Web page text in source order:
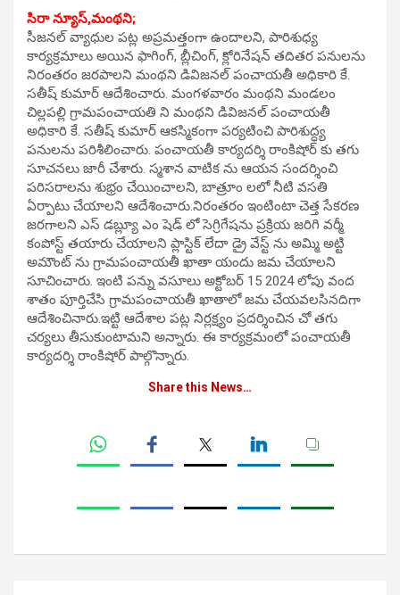
సిరా న్యూస్,మంథని;
సీజనల్ వ్యాధుల పట్ల అప్రమత్తంగా ఉందాలని, పారిశుధ్య
కార్యక్రమాలు అయిన ఫాగింగ్, బ్లీచింగ్, క్లోరినేషన్ తదితర పనులను
నిరంతరం జరపాలని మంథని డివిజనల్ పంచాయతీ అధికారి కే.
సతీష్ కుమార్ ఆదేశించారు. మంగళవారం మంథని మండలం
చిల్లపల్లి గ్రామపంచాయతి ని మంథని డివిజనల్ పంచాయతీ
అధికారి కే. సతీష్ కుమార్ ఆకస్మికంగా పర్యటించి పారిశుద్ధ్య
పనులను పరిశీలించారు. పంచాయతీ కార్యదర్శి రాంకిషోర్ కు తగు
సూచనలు జారీ చేశారు. స్మశాన వాటిక ను ఆయన సందర్శించి
పరిసరాలను శుభ్రం చేయించాలని, బాత్రూం లలో నీటి వసతి
ఏర్పాటు చేయాలని ఆదేశించారు.నిరంతరం ఇంటింటా చెత్త సేకరణ
జరగాలని ఎస్ డబ్ల్యూ ఎం షెడ్ లో సెగ్రిగేషను ప్రక్రియ జరిగి వర్మీ
కంపోస్ట్ తయారు చేయాలని ప్లాస్టిక్ లేదా డ్రై వేస్ట్ ను అమ్మి అట్టి
అమౌంట్ ను గ్రామపంచాయతీ ఖాతా యందు జమ చేయాలని
సూచించారు. ఇంటి పన్ను వసూలు అక్టోబర్ 15 2024 లోపు వంద
శాతం పూర్తిచేసి గ్రామపంచాయతీ ఖాతాలో జమ చేయవలసినదిగా
ఆదేశించినారు.ఇట్టి ఆదేశాల పట్ల నిర్లక్ష్యం ప్రదర్శించిన చో తగు
చర్యలు తీసుకుంటామని అన్నారు. ఈ కార్యక్రమంలో పంచాయతీ
కార్యదర్శి రాంకిషోర్ పాల్గొన్నారు.
Share this News…